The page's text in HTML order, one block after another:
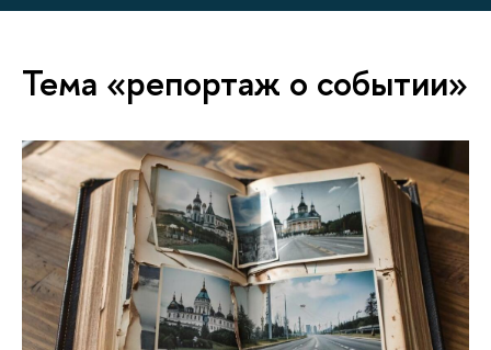
Тема «репортаж о событии»